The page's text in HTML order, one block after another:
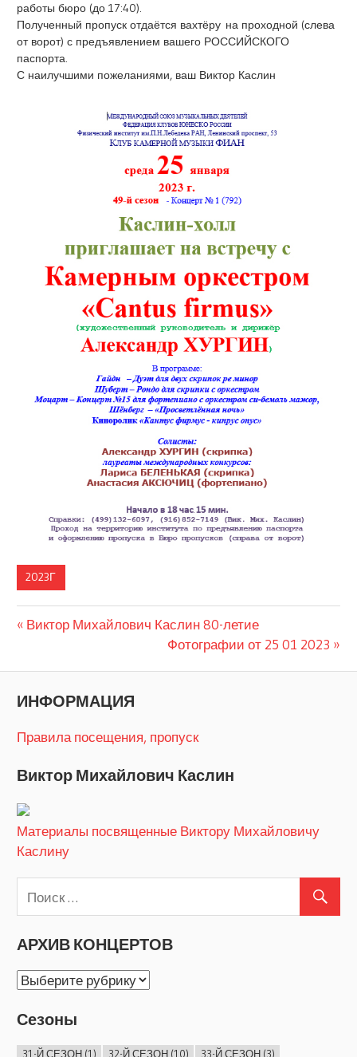
работы бюро (до 17:40).
Полученный пропуск отдаётся вахтёру на проходной (слева
от ворот) с предъявлением вашего РОССИЙСКОГО
паспорта.
С наилучшими пожеланиями, ваш Виктор Каслин
2023Г
Навигация
записям
Предыдущая
Виктор Михайлович Каслин 80-летие
Следующая
Фотографии от 25 01 2023
ИНФОРМАЦИЯ
Правила посещения, пропуск
Виктор Михайлович Каслин
Материалы посвященные Виктору Михайловичу
Каслину
АРХИВ КОНЦЕРТОВ
АРХИВ
Сезоны
31-Й СЕЗОН(1) 32-Й СЕЗОН(10) 33-Й СЕЗОН(3)